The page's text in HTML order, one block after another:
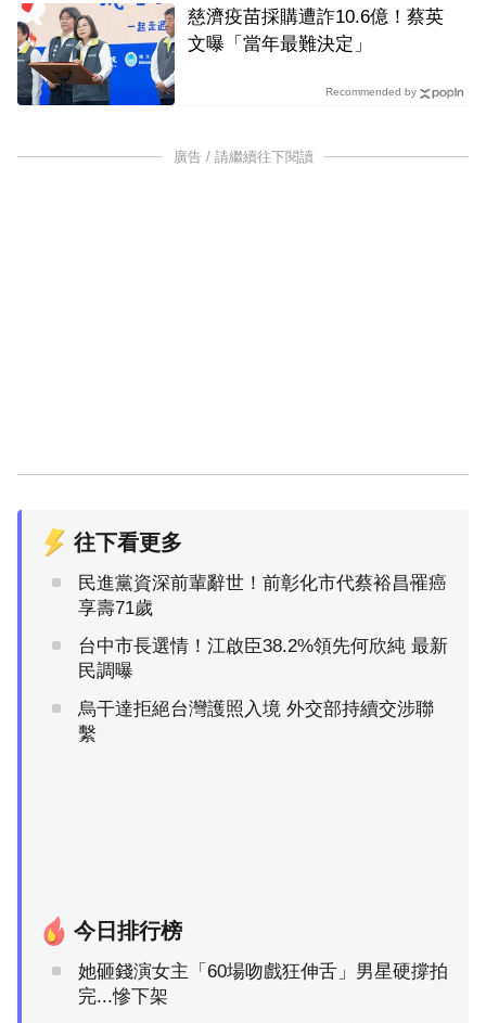
慈濟疫苗採購遭詐10.6億！蔡英
文曝「當年最難決定」
Recommended by
廣告 / 請繼續往下閱讀
往下看更多
民進黨資深前輩辭世！前彰化市代蔡裕昌罹癌
享壽71歲
台中市長選情！江啟臣38.2%領先何欣純 最新
民調曝
烏干達拒絕台灣護照入境 外交部持續交涉聯
繫
今日排行榜
她砸錢演女主「60場吻戲狂伸舌」男星硬撐拍
完...慘下架